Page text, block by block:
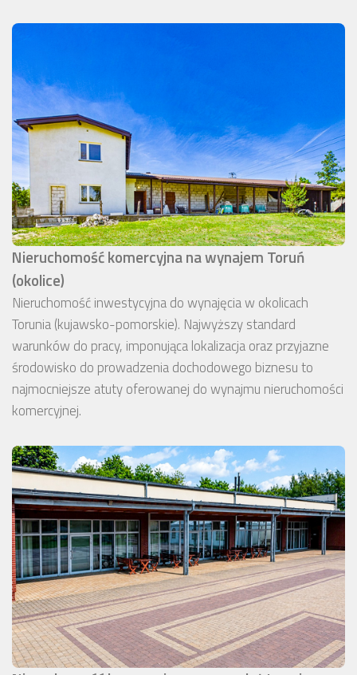
Nieruchomość komercyjna na wynajem Toruń
(okolice)
Nieruchomość inwestycyjna do wynajęcia w okolicach
Torunia (kujawsko-pomorskie). Najwyższy standard
warunków do pracy, imponująca lokalizacja oraz przyjazne
środowisko do prowadzenia dochodowego biznesu to
najmocniejsze atuty oferowanej do wynajmu nieruchomości
komercyjnej.